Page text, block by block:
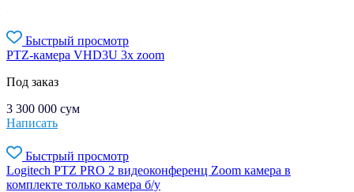
Быстрый просмотр
PTZ-камера VHD3U 3x zoom
Под заказ
3 300 000 сум
Написать
Быстрый просмотр
Logitech PTZ PRO 2 видеоконференц Zoom камера в
комплекте только камера б/у